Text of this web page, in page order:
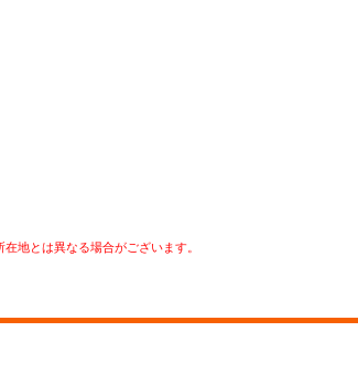
地とは異なる場合がございます。